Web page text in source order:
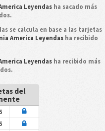
Leyendas ha sacado más
se calcula en base a las tarjetas
America Leyendasha recibido
Leyendas ha recibido más
del